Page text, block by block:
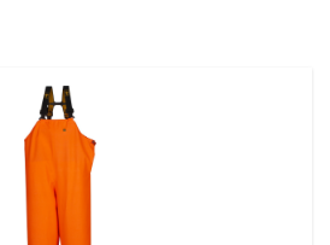
HITRA VISTEX ORANGE
étanche avec coupe symétrique